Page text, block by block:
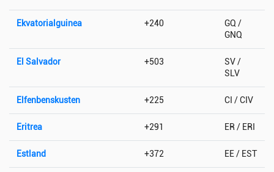
Ekvatorialguinea +240
GQ /
GNQ
El Salvador +503
SV /
SLV
Elfenbenskusten +225 CI / CIV
Eritrea +291 ER / ERI
Estland +372 EE / EST